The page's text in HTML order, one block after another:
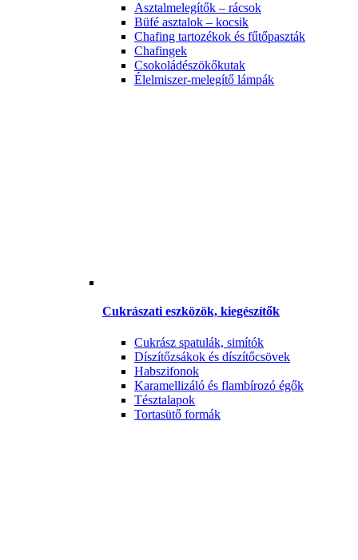
Asztalmelegítők – rácsok
Büfé asztalok – kocsik
Chafing tartozékok és fűtőpaszták
Chafingek
Csokoládészökőkutak
Élelmiszer-melegítő lámpák
Cukrászati eszközök, kiegészítők
Cukrász spatulák, simítók
Díszítőzsákok és díszítőcsövek
Habszifonok
Karamellizáló és flambírozó égők
Tésztalapok
Tortasütő formák